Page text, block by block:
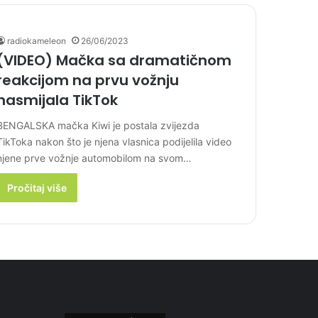
radiokameleon 26/06/2023
Mačka sa dramatičnom
na prvu vožnju
TikTok
mačka Kiwi je postala zvijezda
nakon što je njena vlasnica podijelila video
prve vožnje automobilom na svom…
Pročitaj više